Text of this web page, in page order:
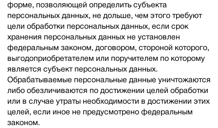
форме, позволяющей определить субъекта
персональных данных, не дольше, чем этого требуют
цели обработки персональных данных, если срок
хранения персональных данных не установлен
федеральным законом, договором, стороной которого,
выгодоприобретателем или поручителем по которому
является субъект персональных данных.
Обрабатываемые персональные данные уничтожаются
либо обезличиваются по достижении целей обработки
или в случае утраты необходимости в достижении этих
целей, если иное не предусмотрено федеральным
законом.